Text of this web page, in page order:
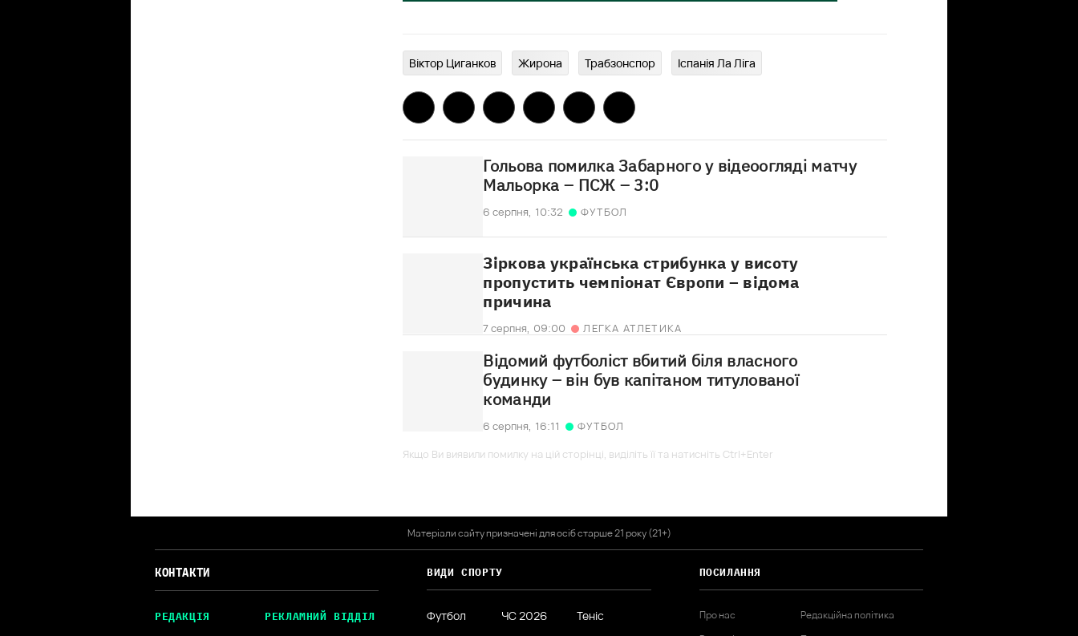
Віктор Циганков Жирона Трабзонспор Іспанія Ла Ліга
Гольова помилка Забарного у відеоогляді матчу
Мальорка – ПСЖ – 3:0
6 серпня, 10:32 ФУТБОЛ
Зіркова українська стрибунка у висоту
пропустить чемпіонат Європи – відома
причина
7 серпня, 09:00 ЛЕГКА АТЛЕТИКА
Відомий футболіст вбитий біля власного
будинку – він був капітаном титулованої
команди
6 серпня, 16:11
ФУТБОЛ
Якщо Ви виявили помилку на цій сторінці, виділіть її та натисніть Ctrl+Enter
Матеріали сайту призначені для осіб старше 21 року (21+)
КОНТАКТИ
РЕДАКЦІЯ РЕКЛАМНИЙ ВІДДІЛ
ВИДИ СПОРТУ
Футбол ЧС 2026
Теніс
ПОСИЛАННЯ
Про нас
Редакційна політика